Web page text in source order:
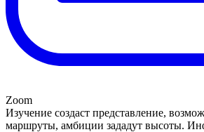
Zoom
Изучение создаст представление,
маршруты, амбиции зададут высоты.